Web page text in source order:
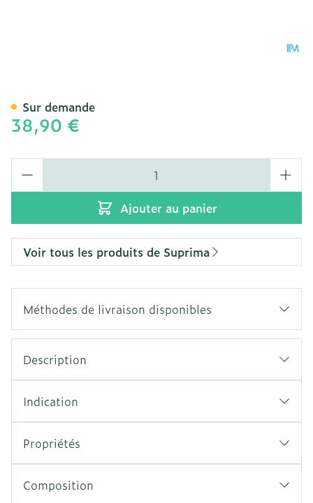
38,90 €
Ajouter au panier
Sur demande
Voir tous les produits de Suprima
Méthodes de livraison disponibles
Description
Indication
Propriétés
Composition